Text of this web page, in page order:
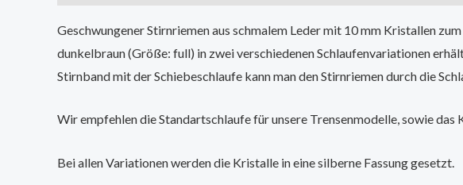
Geschwungener Stirnriemen aus schmalem Leder mit 10 mm Kristallen
dunkelbraun (Größe: full) in zwei verschiedenen Schlaufenvariationen
Stirnband mit der Schiebeschlaufe kann man den Stirnriemen durch die
Wir empfehlen die Standartschlaufe für unsere Trensenmodelle, sowie
Bei allen Variationen werden die Kristalle in eine silberne Fassung gesetzt.